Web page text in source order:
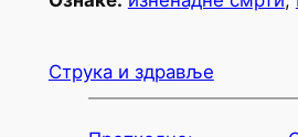
Струка и здравље